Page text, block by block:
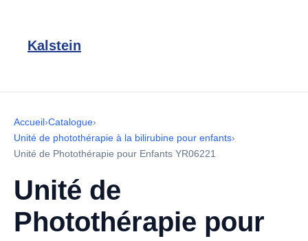
Kalstein
Accueil›Catalogue›
Unité de photothérapie à la bilirubine pour enfants›
Unité de Photothérapie pour Enfants YR06221
Unité de
Photothérapie pour